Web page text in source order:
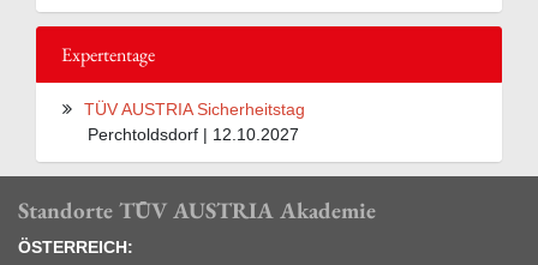
Expertentage
TÜV AUSTRIA Sicherheitstag
Perchtoldsdorf | 12.10.2027
Standorte TÜV AUSTRIA Akademie
ÖSTERREICH: